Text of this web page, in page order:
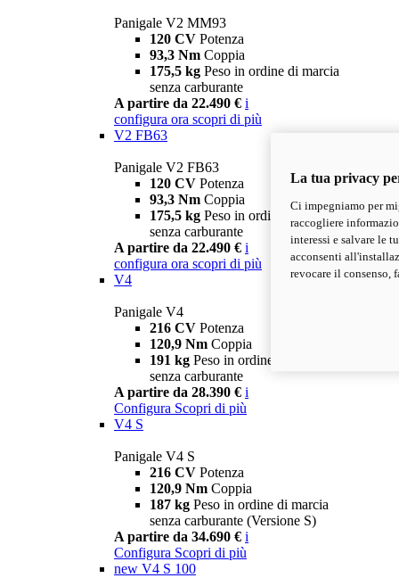
Panigale V2 MM93
120 CV Potenza
93,3 Nm Coppia
175,5 kg Peso in ordine di marcia
senza carburante
A partire da 22.490 € i
configura ora scopri di più
V2 FB63
Panigale V2 FB63
120 CV Potenza
93,3 Nm Coppia
175,5 kg Peso in ordine di marcia
senza carburante
A partire da 22.490 € i
configura ora scopri di più
V4
Panigale V4
216 CV Potenza
120,9 Nm Coppia
191 kg Peso in ordine di marcia
senza carburante
A partire da 28.390 € i
Configura Scopri di più
V4 S
Panigale V4 S
216 CV Potenza
120,9 Nm Coppia
187 kg Peso in ordine di marcia
senza carburante (Versione S)
A partire da 34.690 € i
Configura Scopri di più
new V4 S 100
La tua privacy
Ci impegniamo per
raccogliere
interessi e salvare le
acconsenti
revocare il consenso,